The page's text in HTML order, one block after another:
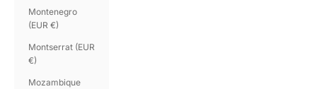
Montenegro
(EUR €)
Montserrat (EUR
€)
Mozambique